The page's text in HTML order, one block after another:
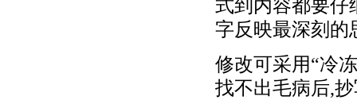
式到内容都要仔
字反映最深刻的
修改可采用“冷
找不出毛病后,